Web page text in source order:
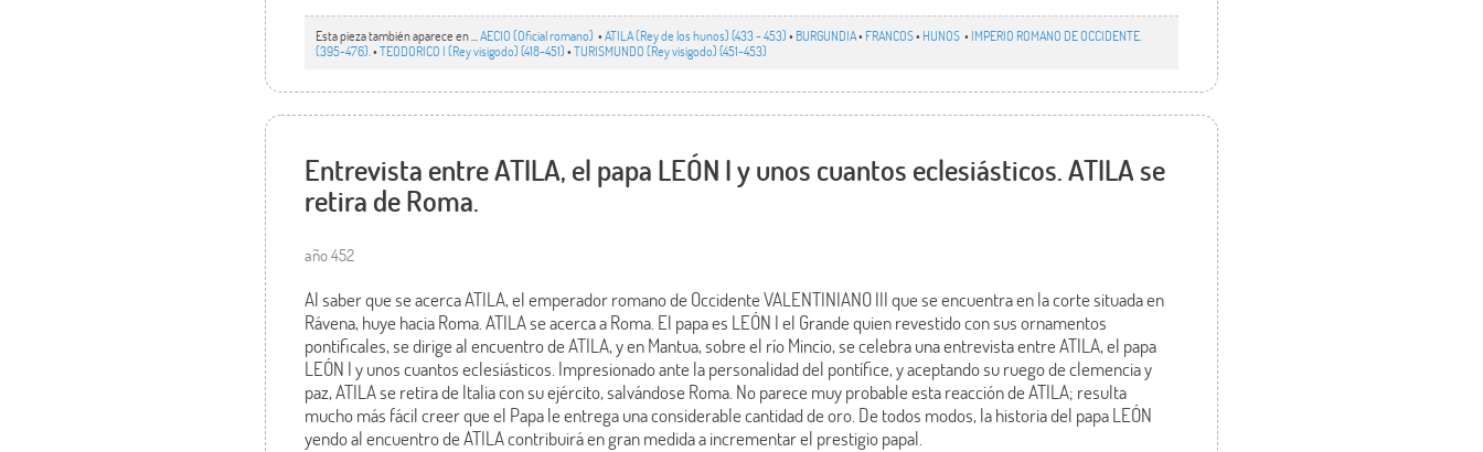
Esta pieza también aparece en ...AECIO (Oficial romano) •ATILA (Rey de los hunos) (433 - 453)• BURGUNDIA• FRANCOS• HUNOS • IMPERIO ROMANO DE OCCIDENTE.
(395-476). •TEODORICO I (Rey visigodo) (418-451)•TURISMUNDO (Rey visigodo) (451-453)
Entrevista entre ATILA, el papa LEÓN I y unos cuantos eclesiásticos. ATILA se
retira de Roma.
año 452
Al saber que se acerca ATILA, el emperador romano de Occidente VALENTINIANO III que se encuentra en la corte situada en
Rávena, huye hacia Roma. ATILA se acerca a Roma. El papa es LEÓN I el Grande quien revestido con sus ornamentos
pontificales, se dirige al encuentro de ATILA, y en Mantua, sobre el río Mincio, se celebra una entrevista entre ATILA, el papa
LEÓN I y unos cuantos eclesiásticos. Impresionado ante la personalidad del pontífice, y aceptando su ruego de clemencia y
paz, ATILA se retira de Italia con su ejército, salvándose Roma. No parece muy probable esta reacción de ATILA; resulta
mucho más fácil creer que el Papa le entrega una considerable cantidad de oro. De todos modos, la historia del papa LEÓN
yendo al encuentro de ATILA contribuirá en gran medida a incrementar el prestigio papal.